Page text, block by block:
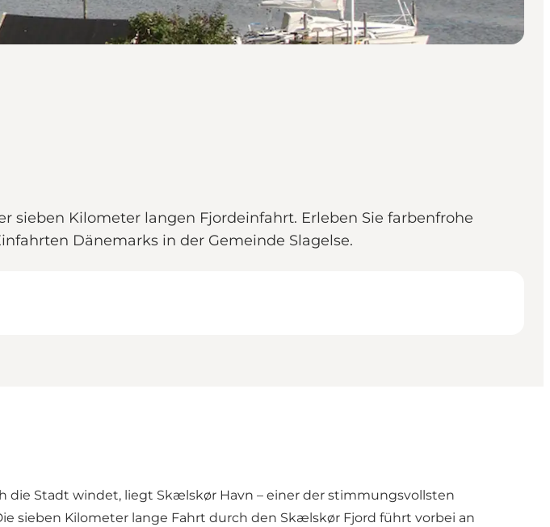
Kilometer langen Fjordeinfahrt. Erleben Sie farbenfrohe
Dänemarks in der Gemeinde Slagelse.
die Stadt windet, liegt Skælskør Havn – einer der stimmungsvollsten
sieben Kilometer lange Fahrt durch den Skælskør Fjord führt vorbei an